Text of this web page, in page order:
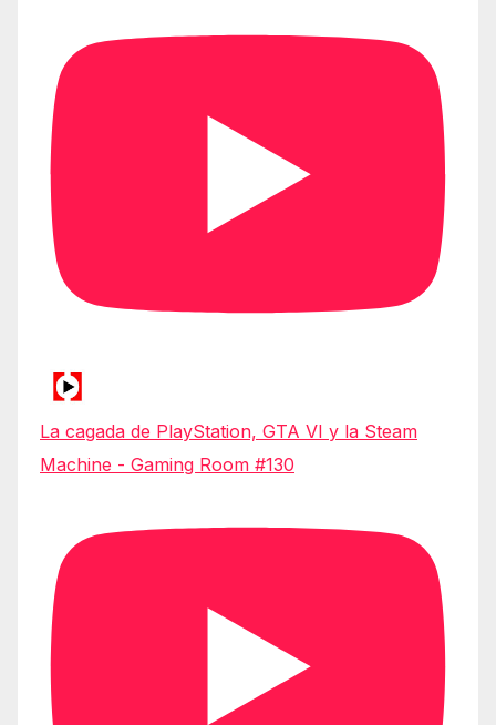
La cagada de PlayStation, GTA VI y la Steam
Machine - Gaming Room #130